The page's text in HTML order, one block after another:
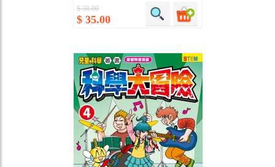
$ 38.00
$ 35.00